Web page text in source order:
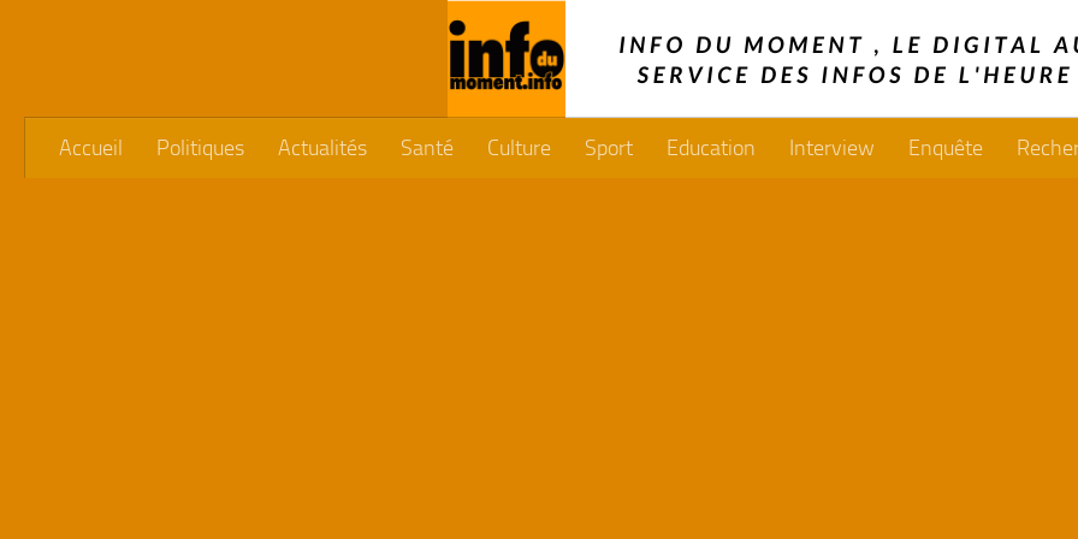
Accueil Politiques Actualités Santé Culture Sport Education Interview Enquête